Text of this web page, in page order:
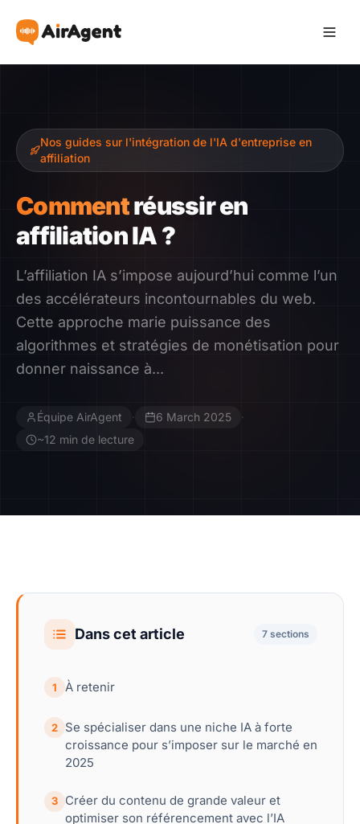
Recommander
Gagner
Ressources
Témoignages
Guide
Devenir Affilié
Nos guides sur l'intégration de l'IA d'entreprise en
affiliation
Commentréussir en
affiliation IA ?
L’affiliation IA s’impose aujourd’hui comme l’un
des accélérateurs incontournables du web.
Cette approche marie puissance des
algorithmes et stratégies de monétisation pour
donner naissance à...
Équipe AirAgent · 6 March 2025
·
~12 min de lecture
Dans cet article 7 sections
1 À retenir
2
Se spécialiser dans une niche IA à forte
croissance pour s’imposer sur le marché en
2025
3
Créer du contenu de grande valeur et
optimiser son référencement avec l’IA